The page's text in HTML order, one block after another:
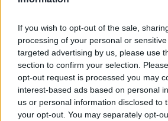
If you wish to opt-out of the sale,
processing of your personal or
targeted advertising by us, please use
section to confirm your selection.
opt-out request is processed you may
interest-based ads based on personal
us or personal information disclosed to
your opt-out. You may separately opt-
Reakce na příspěvek
všem utlačeným! (103:6)
Přihlásit se a odpovědět